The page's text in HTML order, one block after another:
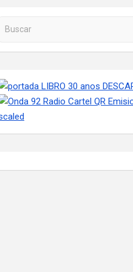
en la web